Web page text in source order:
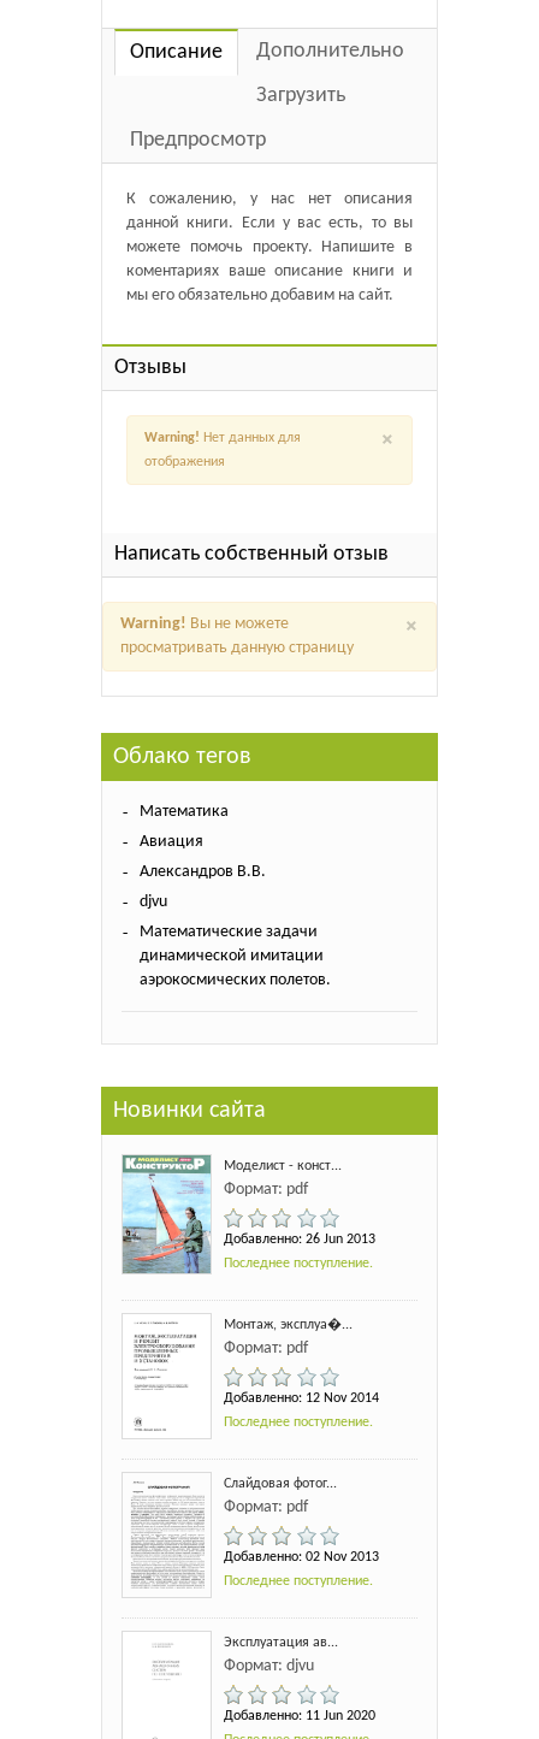
Описание
Дополнительно
Загрузить
Предпросмотр
К сожалению, у нас нет описания
данной книги. Если у вас есть, то вы
можете помочь проекту. Напишите в
коментариях ваше описание книги и
мы его обязательно добавим на сайт.
Отзывы
×
Warning! Нет данных для
отображения
Написать собственный отзыв
×
Warning! Вы не можете
просматривать данную страницу
Облако тегов
Математика
Авиация
Александров В.В.
djvu
Математические задачи
динамической имитации
аэрокосмических полетов.
Новинки сайта
Моделист - конст...
Формат: pdf
Добавленно: 26 Jun 2013
Последнее поступление.
Монтаж, эксплуа�...
Формат: pdf
Добавленно: 12 Nov 2014
Последнее поступление.
Слайдовая фотог...
Формат: pdf
Добавленно: 02 Nov 2013
Последнее поступление.
Эксплуатация ав...
Формат: djvu
Добавленно: 11 Jun 2020